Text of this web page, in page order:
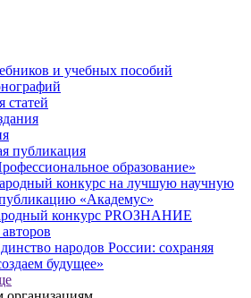
и учебных пособий
статей
публикация
образование»
конкурс на лучшую научную
«Академус»
конкурс PROЗНАНИЕ
народов России: сохраняя
будущее»